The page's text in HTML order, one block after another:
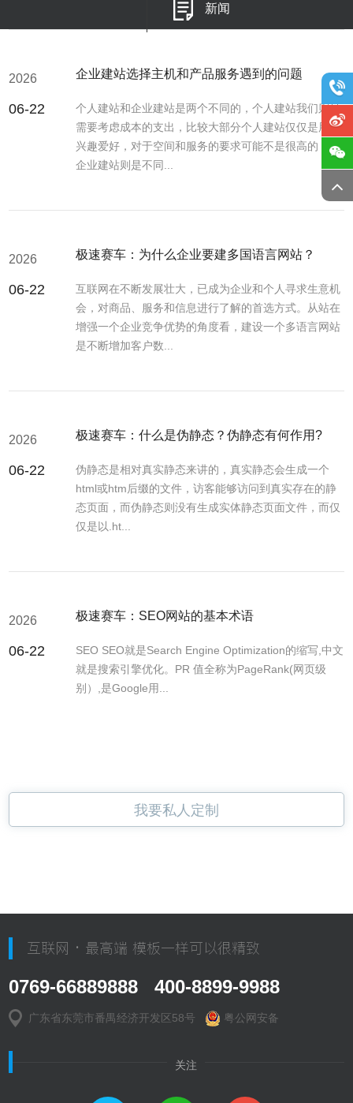
新闻
2026
06-22
企业建站选择主机和产品服务遇到的问题
个人建站和企业建站是两个不同的，个人建站我们则是
需要考虑成本的支出，比较大部分个人建站仅仅是用于
兴趣爱好，对于空间和服务的要求可能不是很高的，而
企业建站则是不同...
2026
06-22
极速赛车：为什么企业要建多国语言网站？
互联网在不断发展壮大，已成为企业和个人寻求生意机
会，对商品、服务和信息进行了解的首选方式。从站在
增强一个企业竞争优势的角度看，建设一个多语言网站
是不断增加客户数...
2026
06-22
极速赛车：什么是伪静态？伪静态有何作用?
伪静态是相对真实静态来讲的，真实静态会生成一个
html或htm后缀的文件，访客能够访问到真实存在的静
态页面，而伪静态则没有生成实体静态页面文件，而仅
仅是以.ht...
2026
06-22
极速赛车：SEO网站的基本术语
SEO SEO就是Search Engine Optimization的缩写,中文
就是搜索引擎优化。PR 值全称为PageRank(网页级
别）,是Google用...
我要私人定制
互联网 · 最高端 模板一样可以很精致
0769-66889888 400-8899-9988
广东省东莞市番禺经济开发区58号 粤公网安备
关注